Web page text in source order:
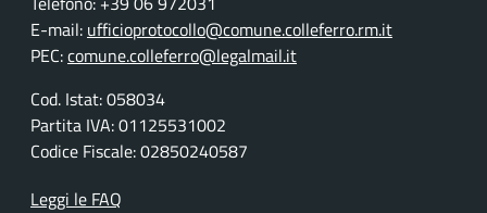
E-mail: ufficioprotocollo@comune.colleferro.rm.it
PEC:comune.colleferro@legalmail.it
Cod. Istat: 058034
Partita IVA: 01125531002
Codice Fiscale: 02850240587
Leggi le FAQ